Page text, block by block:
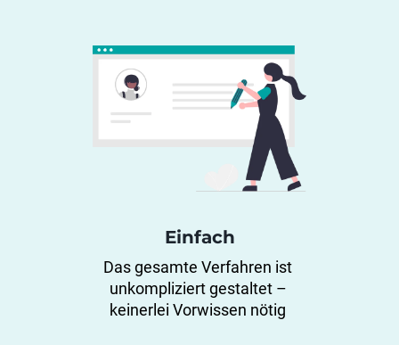
Einfach
Das gesamte Verfahren ist
unkompliziert gestaltet –
keinerlei Vorwissen nötig